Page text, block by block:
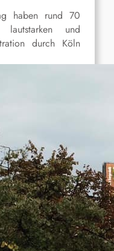
haben rund 70
und
durch Köln